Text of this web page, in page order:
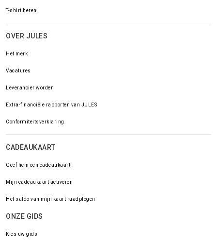
T-shirt heren
OVER JULES
Het merk
Vacatures
Leverancier worden
Extra-financiële rapporten van JULES
Conformiteitsverklaring
CADEAUKAART
Geef hem een cadeaukaart
Mijn cadeaukaart activeren
Het saldo van mijn kaart raadplegen
ONZE GIDS
Kies uw gids